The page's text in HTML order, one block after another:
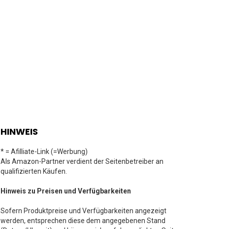
HINWEIS
* = Afilliate-Link (=Werbung)
Als Amazon-Partner verdient der Seitenbetreiber an
qualifizierten Käufen.
Hinweis zu Preisen und Verfügbarkeiten
Sofern Produktpreise und Verfügbarkeiten angezeigt
werden, entsprechen diese dem angegebenen Stand